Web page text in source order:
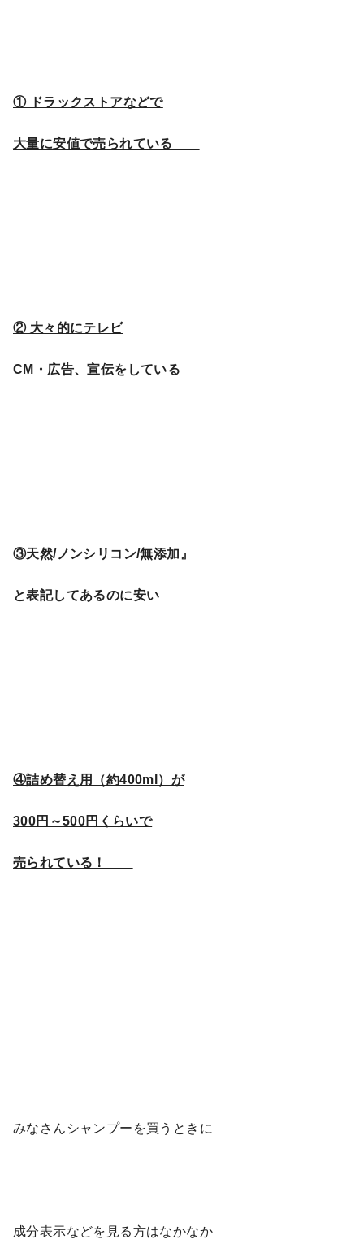
① ドラックストアなどで
大量に安値で売られている
② 大々的にテレビ
CM・広告、宣伝をしている
③天然/ノンシリコン/無添加』
と表記してあるのに安い
④詰め替え用（約400ml）が
300円～500円くらいで
売られている！
みなさんシャンプーを買うときに
成分表示などを見る方はなかなか